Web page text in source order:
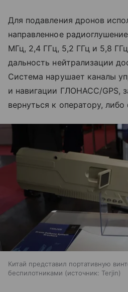
Для подавления дронов
направленное
МГц, 2,4 ГГц, 5,2 ГГц и 5,8
дальность нейтрализации
Система нарушает каналы
и навигации ГЛОНАСС/GPS,
вернуться к оператору,
Китай представил портативную
беспилотниками
источник: Terjin